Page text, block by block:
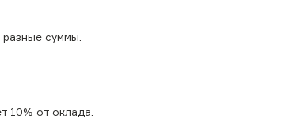
суммы.
10% от оклада.